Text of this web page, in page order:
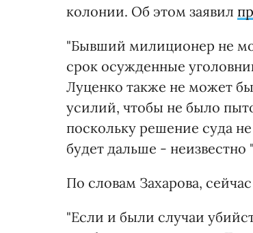
колонии. Об этом заявил
"Бывший милиционер не
срок осужденные
Луценко также не может
усилий, чтобы не было
поскольку решение суда
будет дальше - неизвестно
По словам Захарова,
"Если и были случаи